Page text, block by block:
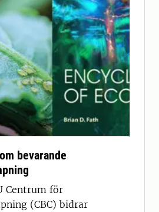
Centrum för
(CBC) bidrar